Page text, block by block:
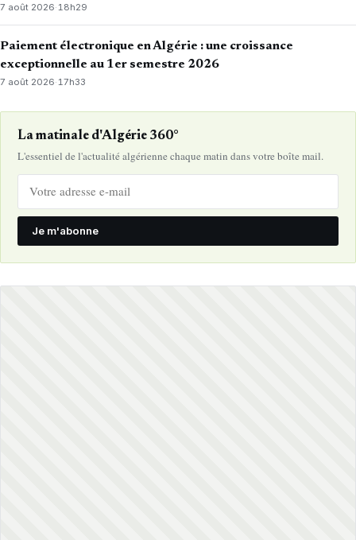
7 août 2026·18h29
Paiement électronique en Algérie : une croissance
exceptionnelle au 1er semestre 2026
7 août 2026·17h33
La matinale d'Algérie 360°
L'essentiel de l'actualité algérienne chaque matin dans votre boîte mail.
Je m'abonne